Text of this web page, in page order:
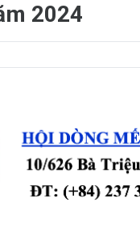
2024